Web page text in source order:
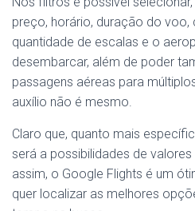
preço, horário, duração do voo,
quantidade de escalas e o
desembarcar, além de poder
passagens aéreas para
auxílio não é mesmo.
Claro que, quanto mais
será a possibilidades de
assim, o Google Flights é um
quer localizar as melhores